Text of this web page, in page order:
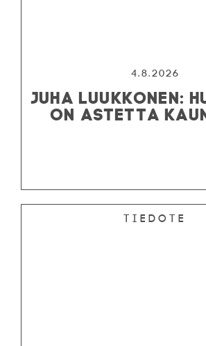
4.8.2026
JUHA LUUKKONEN:
ON ASTETTA
Tiedote